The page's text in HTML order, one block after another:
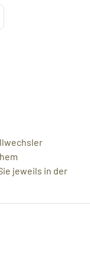
jeweils in der